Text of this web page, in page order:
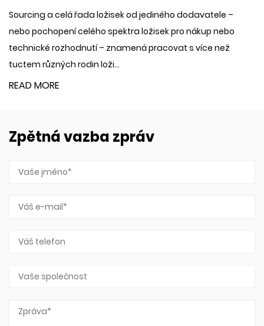
a celá řada ložisek od jediného dodavatele –
celého spektra ložisek pro nákup nebo
rozhodnutí – znamená pracovat s více než
rodin loži...
Co je to
Zpětná vazba zpráv